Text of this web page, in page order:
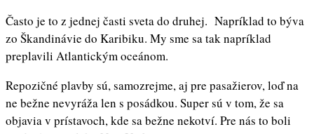
Často je to z jednej časti sveta do druhej. Napríklad to býva
zo Škandinávie do Karibiku. My sme sa tak napríklad
preplavili Atlantickým oceánom.
Repozičné plavby sú, samozrejme, aj pre pasažierov, loď na
ne bežne nevyráža len s posádkou. Super sú v tom, že sa
objavia v prístavoch, kde sa bežne nekotví. Pre nás to boli